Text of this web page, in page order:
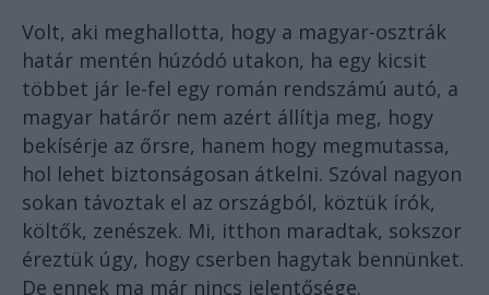
Volt, aki meghallotta, hogy a magyar-osztrák
határ mentén húzódó utakon, ha egy kicsit
többet jár le-fel egy román rendszámú autó, a
magyar határőr nem azért állítja meg, hogy
bekísérje az őrsre, hanem hogy megmutassa,
hol lehet biztonságosan átkelni. Szóval nagyon
sokan távoztak el az országból, köztük írók,
költők, zenészek. Mi, itthon maradtak, sokszor
éreztük úgy, hogy cserben hagytak bennünket.
De ennek ma már nincs jelentősége.